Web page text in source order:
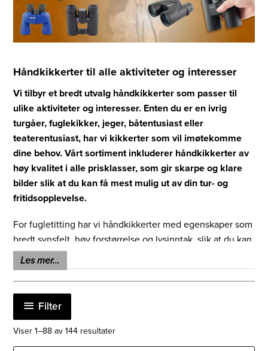
Håndkikkerter til alle aktiviteter og interesser
Vi tilbyr et bredt utvalg håndkikkerter som passer til
ulike aktiviteter og interesser. Enten du er en ivrig
turgåer, fuglekikker, jeger, båtentusiast eller
teaterentusiast, har vi kikkerter som vil imøtekomme
dine behov. Vårt sortiment inkluderer håndkikkerter av
høy kvalitet i alle prisklasser, som gir skarpe og klare
bilder slik at du kan få mest mulig ut av din tur- og
fritidsopplevelse.
For fugletitting har vi håndkikkerter med egenskaper som
bredt synsfelt, høy forstørrelse og lysinntak, slik at du kan
observere fugler med stor detaljrikdom. Våre kikkerter for
jakt gir deg muligheten til å skanne landskapet og spotte
vilt på avstand. Hvis du er en båtentusiast, vil våre
Les mer...
Viser 1–88 av 144 resultaterSortert
siste
Filter